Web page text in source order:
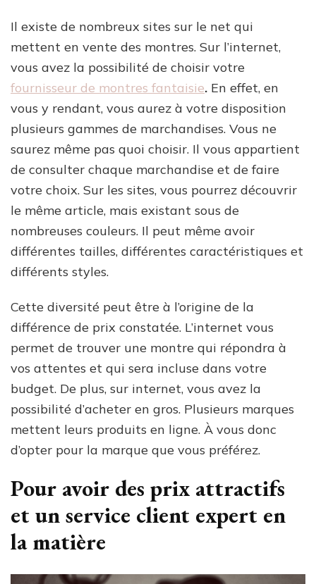
Il existe de nombreux sites sur le net qui
mettent en vente des montres. Sur l’internet,
vous avez la possibilité de choisir votre
fournisseur de montres fantaisie. En effet, en
vous y rendant, vous aurez à votre disposition
plusieurs gammes de marchandises. Vous ne
saurez même pas quoi choisir. Il vous appartient
de consulter chaque marchandise et de faire
votre choix. Sur les sites, vous pourrez découvrir
le même article, mais existant sous de
nombreuses couleurs. Il peut même avoir
différentes tailles, différentes caractéristiques et
différents styles.
Cette diversité peut être à l’origine de la
différence de prix constatée. L’internet vous
permet de trouver une montre qui répondra à
vos attentes et qui sera incluse dans votre
budget. De plus, sur internet, vous avez la
possibilité d’acheter en gros. Plusieurs marques
mettent leurs produits en ligne. À vous donc
d’opter pour la marque que vous préférez.
Pour avoir des prix attractifs
et un service client expert en
la matière